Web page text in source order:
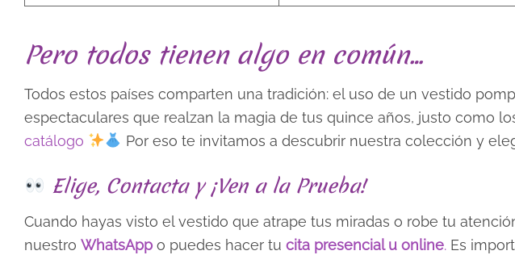
Pero todos tienen algo en común…
Todos estos países comparten una tradición: el uso de un vestido
espectaculares que realzan la magia de tus quince años, justo como
catálogo
Por eso te invitamos a descubrir nuestra colección y
Elige, Contacta y ¡Ven a la Prueba!
Cuando hayas visto el vestido que atrape tus miradas o robe tu
nuestro WhatsApp o puedes hacer tu cita presencial u online. Es